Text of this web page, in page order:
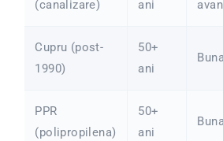
(canalizare) ani
Cupru (post-
1990)
50+
ani
PPR
(polipropilena)
50+
ani